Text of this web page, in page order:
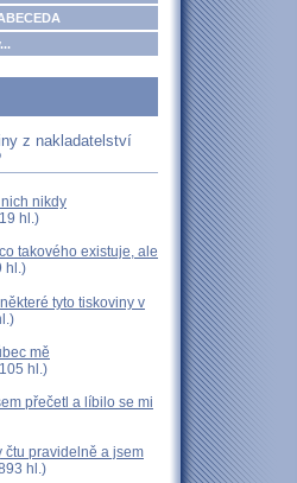
z nakladatelství
nikdy
hl.)
takového existuje, ale
hl.)
tyto tiskoviny v
mě
hl.)
přečetl a líbilo se mi
čtu pravidelně a jsem
hl.)